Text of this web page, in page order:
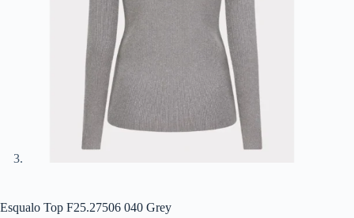
Esqualo Top F25.27506 040 Grey